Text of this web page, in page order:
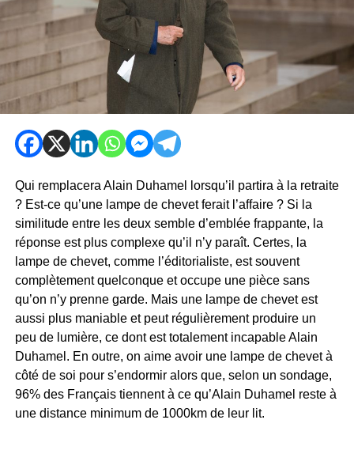
Qui remplacera Alain Duhamel lorsqu’il partira à la retraite
? Est-ce qu’une lampe de chevet ferait l’affaire ? Si la
similitude entre les deux semble d’emblée frappante, la
réponse est plus complexe qu’il n’y paraît. Certes, la
lampe de chevet, comme l’éditorialiste, est souvent
complètement quelconque et occupe une pièce sans
qu’on n’y prenne garde. Mais une lampe de chevet est
aussi plus maniable et peut régulièrement produire un
peu de lumière, ce dont est totalement incapable Alain
Duhamel. En outre, on aime avoir une lampe de chevet à
côté de soi pour s’endormir alors que, selon un sondage,
96% des Français tiennent à ce qu’Alain Duhamel reste à
une distance minimum de 1000km de leur lit.